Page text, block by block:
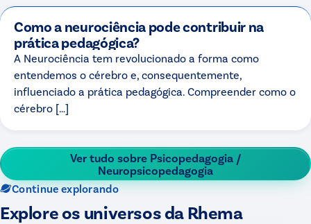
Como a neurociência pode contribuir na
prática pedagógica?
A Neurociência tem revolucionado a forma como
entendemos o cérebro e, consequentemente,
influenciado a prática pedagógica. Compreender como o
cérebro […]
Ver tudo sobre Psicopedagogia /
Neuropsicopedagogia
Continue explorando
Explore os universos da Rhema